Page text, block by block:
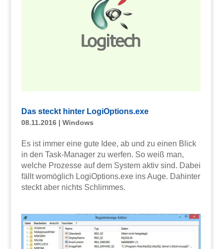
Das steckt hinter LogiOptions.exe
08.11.2016| Windows
Es ist immer eine gute Idee, ab und zu einen Blick
in den Task-Manager zu werfen. So weiß man,
welche Prozesse auf dem System aktiv sind. Dabei
fällt womöglich LogiOptions.exe ins Auge. Dahinter
steckt aber nichts Schlimmes.